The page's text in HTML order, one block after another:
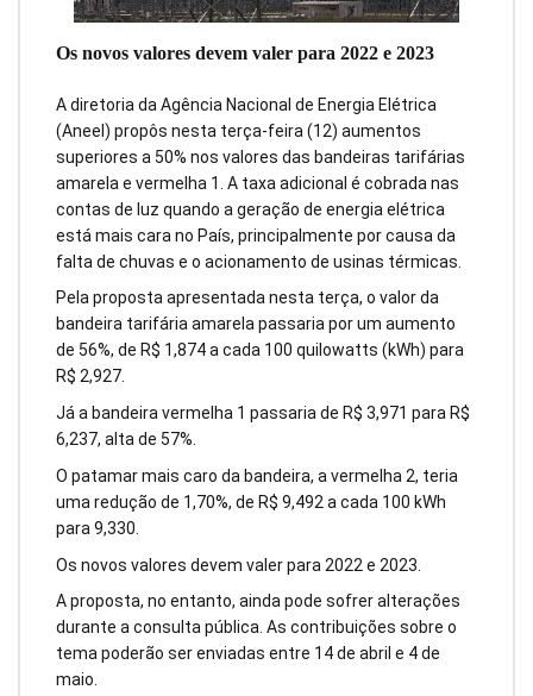
Os novos valores devem valer para 2022 e 2023
A diretoria da Agência Nacional de Energia Elétrica
(Aneel) propôs nesta terça-feira (12) aumentos
superiores a 50% nos valores das bandeiras tarifárias
amarela e vermelha 1. A taxa adicional é cobrada nas
contas de luz quando a geração de energia elétrica
está mais cara no País, principalmente por causa da
falta de chuvas e o acionamento de usinas térmicas.
Pela proposta apresentada nesta terça, o valor da
bandeira tarifária amarela passaria por um aumento
de 56%, de R$ 1,874 a cada 100 quilowatts (kWh) para
R$ 2,927.
Já a bandeira vermelha 1 passaria de R$ 3,971 para R$
6,237, alta de 57%.
O patamar mais caro da bandeira, a vermelha 2, teria
uma redução de 1,70%, de R$ 9,492 a cada 100 kWh
para 9,330.
Os novos valores devem valer para 2022 e 2023.
A proposta, no entanto, ainda pode sofrer alterações
durante a consulta pública. As contribuições sobre o
tema poderão ser enviadas entre 14 de abril e 4 de
maio.